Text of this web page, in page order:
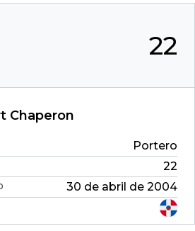
22
Chaperon
Portero
22
30 de abril de 2004